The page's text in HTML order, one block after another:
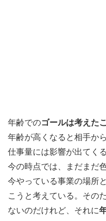
年齢でのゴールは考えた
年齢が高くなると相手か
仕事量には影響が出てく
今の時点では、まだまだ
今やっている事業の場所
こうと考えている。その
ないのだけれど、それに